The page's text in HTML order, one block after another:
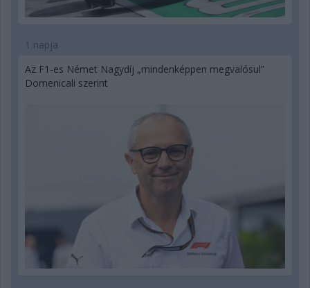
1 napja
Az F1-es Német Nagydíj „mindenképpen megvalósul”
Domenicali szerint